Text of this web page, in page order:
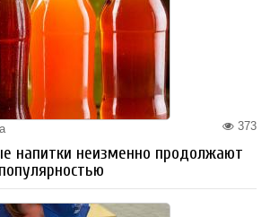
373
напитки неизменно продолжают